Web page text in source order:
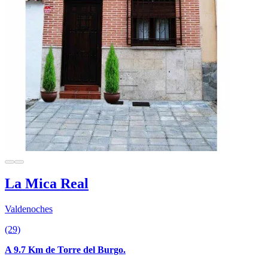
La Mica Real
Valdenoches
(29)
A 9.7 Km de Torre del Burgo.